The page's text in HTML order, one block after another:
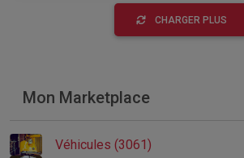
CHARGER PLUS
Mon Marketplace
Véhicules (3061)